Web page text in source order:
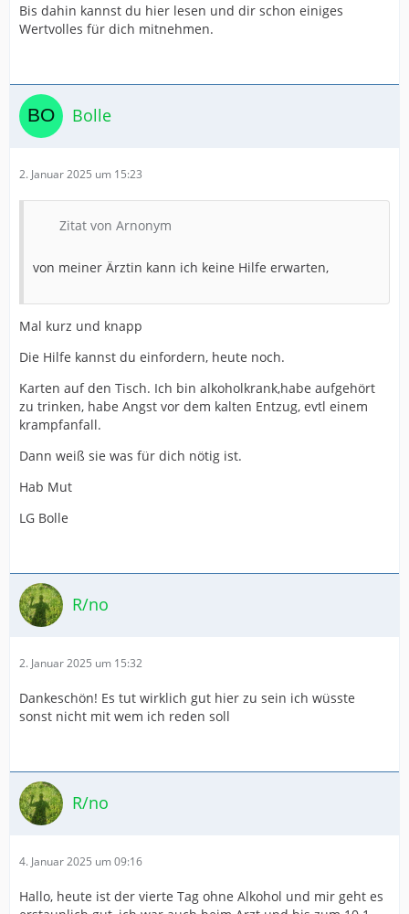
Bis dahin kannst du hier lesen und dir schon einiges
Wertvolles für dich mitnehmen.
Bolle
2. Januar 2025 um 15:23
Zitat von Arnonym
von meiner Ärztin kann ich keine Hilfe erwarten,
Mal kurz und knapp
Die Hilfe kannst du einfordern, heute noch.
Karten auf den Tisch. Ich bin alkoholkrank,habe aufgehört
zu trinken, habe Angst vor dem kalten Entzug, evtl einem
krampfanfall.
Dann weiß sie was für dich nötig ist.
Hab Mut
LG Bolle
R/no
2. Januar 2025 um 15:32
Dankeschön! Es tut wirklich gut hier zu sein ich wüsste
sonst nicht mit wem ich reden soll
R/no
4. Januar 2025 um 09:16
Hallo, heute ist der vierte Tag ohne Alkohol und mir geht es